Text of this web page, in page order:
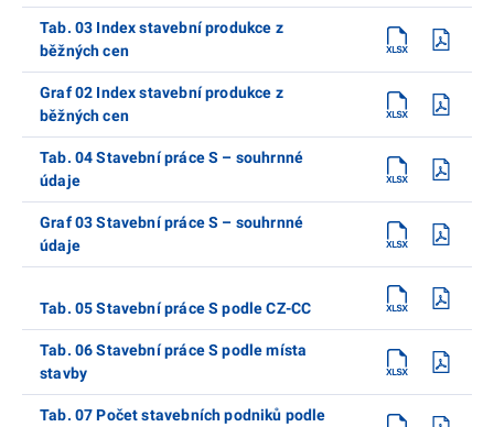
Tab. 03 Index stavební produkce z
běžných cen
Graf 02 Index stavební produkce z
běžných cen
Tab. 04 Stavební práce S – souhrnné
údaje
Graf 03 Stavební práce S – souhrnné
údaje
Tab. 05 Stavební práce S podle CZ-CC
Tab. 06 Stavební práce S podle místa
stavby
Tab. 07 Počet stavebních podniků podle